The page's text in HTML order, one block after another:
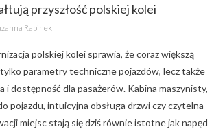
przyszłość polskiej kolei
Rabinek
polskiej kolei sprawia, że coraz większą
parametry techniczne pojazdów, lecz także
i dostępność dla pasażerów. Kabina maszynisty,
pojazdu, intuicyjna obsługa drzwi czy czytelna
miejsc stają się dziś równie istotne jak napęd